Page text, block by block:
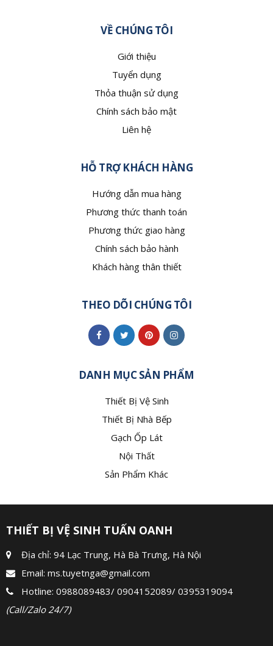
VỀ CHÚNG TÔI
Giới thiệu
Tuyển dụng
Thỏa thuận sử dụng
Chính sách bảo mật
Liên hệ
HỖ TRỢ KHÁCH HÀNG
Hướng dẫn mua hàng
Phương thức thanh toán
Phương thức giao hàng
Chính sách bảo hành
Khách hàng thân thiết
THEO DÕI CHÚNG TÔI
DANH MỤC SẢN PHẨM
Thiết Bị Vệ Sinh
Thiết Bị Nhà Bếp
Gạch Ốp Lát
Nội Thất
Sản Phẩm Khác
THIẾT BỊ VỆ SINH TUẤN OANH
Địa chỉ: 94 Lạc Trung, Hà Bà Trưng, Hà Nội
Email: ms.tuyetnga@gmail.com
Hotline: 0988089483/ 0904152089/ 0395319094
(Call/Zalo 24/7)